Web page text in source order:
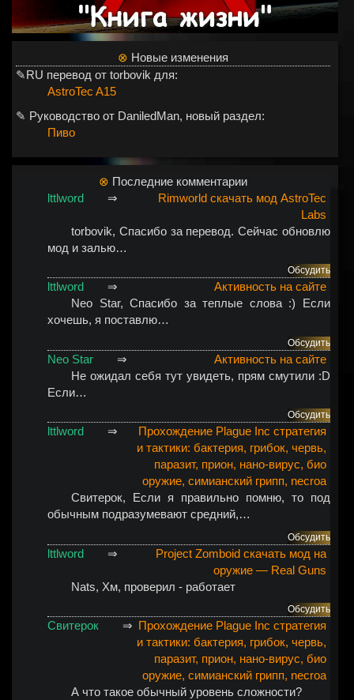
⊗ Новые изменения
✎RU перевод от torbovik для:
AstroTec A15
✎ Руководство от DaniledMan, новый раздел:
Пиво
⊗ Последние комментарии
lttlword
⇒
Rimworld скачать мод AstroTec
Labs
torbovik, Спасибо за перевод. Сейчас обновлю
мод и залью…
Обсудить
lttlword ⇒
Активность на сайте
Neo Star, Спасибо за теплые слова :) Если
хочешь, я поставлю…
Обсудить
Neo Star ⇒
Активность на сайте
Не ожидал себя тут увидеть, прям смутили :D
Если…
Обсудить
lttlword ⇒
Прохождение Plague Inc стратегия
и тактики: бактерия, грибок, червь,
паразит, прион, нано-вирус, био
оружие, симианский грипп, necroa
Свитерок, Если я правильно помню, то под
обычным подразумевают средний,…
Обсудить
lttlword ⇒
Project Zomboid скачать мод на
оружие — Real Guns
Nats, Хм, проверил - работает
Обсудить
Свитерок ⇒ Прохождение Plague Inc стратегия
и тактики: бактерия, грибок, червь,
паразит, прион, нано-вирус, био
оружие, симианский грипп, necroa
А что такое обычный уровень сложности?